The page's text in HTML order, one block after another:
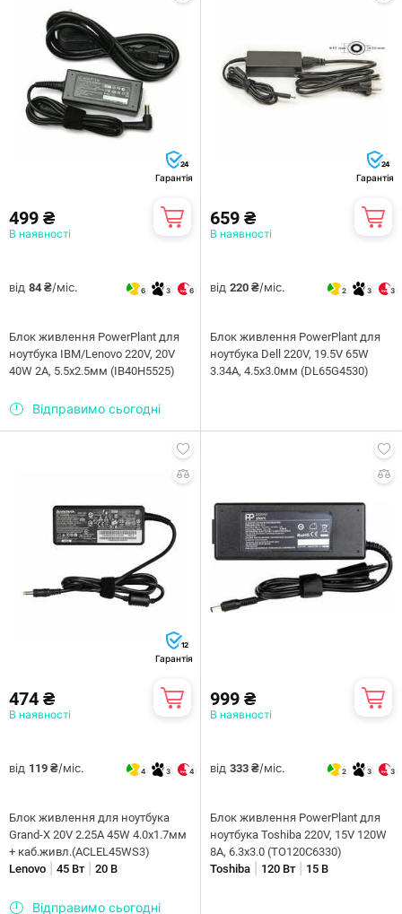
24
Гарантія
499 ₴
В наявності
від 84 ₴/міс. 6 3 6
Блок живлення PowerPlant для
ноутбука IBM/Lenovo 220V, 20V
40W 2A, 5.5х2.5мм (IB40H5525)
Відправимо сьогодні
24
Гарантія
659 ₴
В наявності
від 220 ₴/міс. 2 3 3
Блок живлення PowerPlant для
ноутбука Dell 220V, 19.5V 65W
3.34A, 4.5х3.0мм (DL65G4530)
12
Гарантія
474 ₴
В наявності
від 119 ₴/міс. 4 3 4
Блок живлення для ноутбука
Grand-X 20V 2.25A 45W 4.0x1.7мм
+ каб.живл.(ACLEL45WS3)
Lenovo
45 Вт| 20 В
Відправимо сьогодні
999 ₴
В наявності
від 333 ₴/міс. 2 3 3
Блок живлення PowerPlant для
ноутбука Toshiba 220V, 15V 120W
8A, 6.3х3.0 (TO120C6330)
Toshiba
120 Вт| 15 В